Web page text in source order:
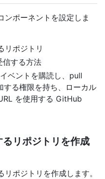
ンポーネントを設定しま
リポジトリ
する方法
ベントを購読し、pull
る権限を持ち、ローカル
を使用する GitHub
リポジトリを作成
ポジトリを作成します。